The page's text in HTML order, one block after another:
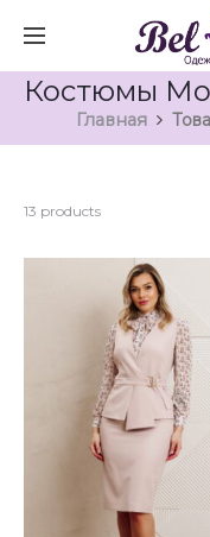
Костюмы
Главная
13 products